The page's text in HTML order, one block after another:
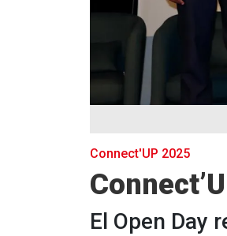
Connect'UP 2025
El Open Day